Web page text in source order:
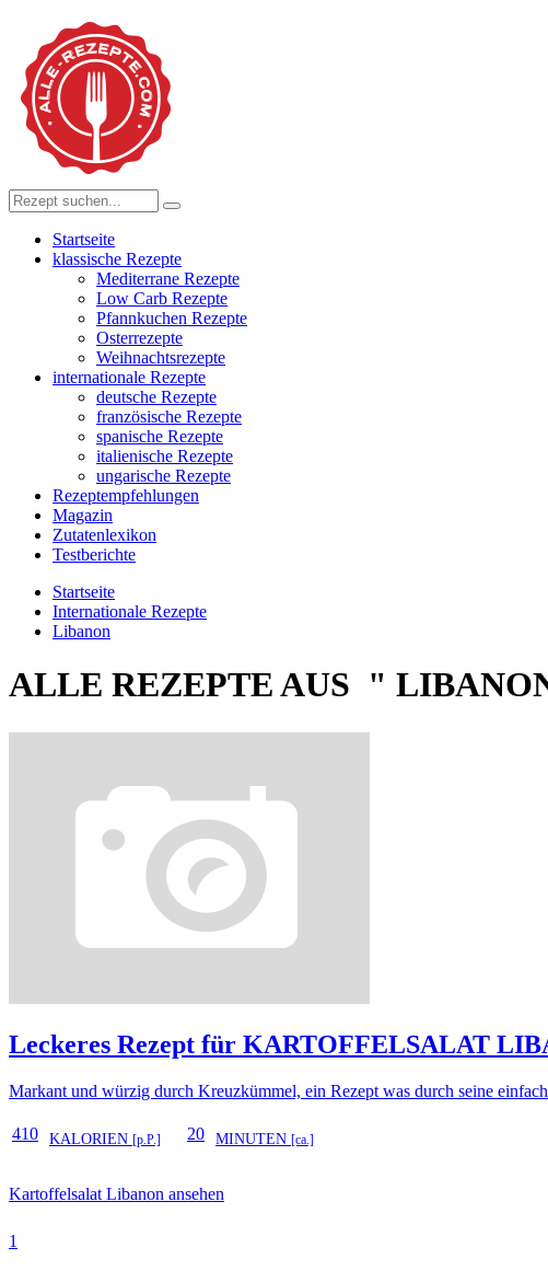
Startseite
klassische Rezepte
Mediterrane Rezepte
Low Carb Rezepte
Pfannkuchen Rezepte
Osterrezepte
Weihnachtsrezepte
internationale Rezepte
deutsche Rezepte
französische Rezepte
spanische Rezepte
italienische Rezepte
ungarische Rezepte
Rezeptempfehlungen
Magazin
Zutatenlexikon
Testberichte
Startseite
Internationale Rezepte
Libanon
ALLE REZEPTE AUS "
Leckeres Rezept für KARTOFFELSALAT
Markant und würzig durch Kreuzkümmel, ein Rezept was durch seine
410 KALORIEN [p.P.] 20 MINUTEN [ca.]
Kartoffelsalat Libanon ansehen
1